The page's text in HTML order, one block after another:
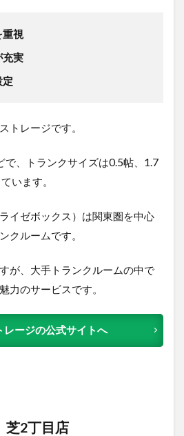
重視
充実
定
トレージです。
で、トランクサイズは0.5帖、1.7
います。
イゼボックス）は関東圏を中心
クルームです。
が、大手トランクルームの中で
力のサービスです。
レージの公式サイトへ
2丁目店